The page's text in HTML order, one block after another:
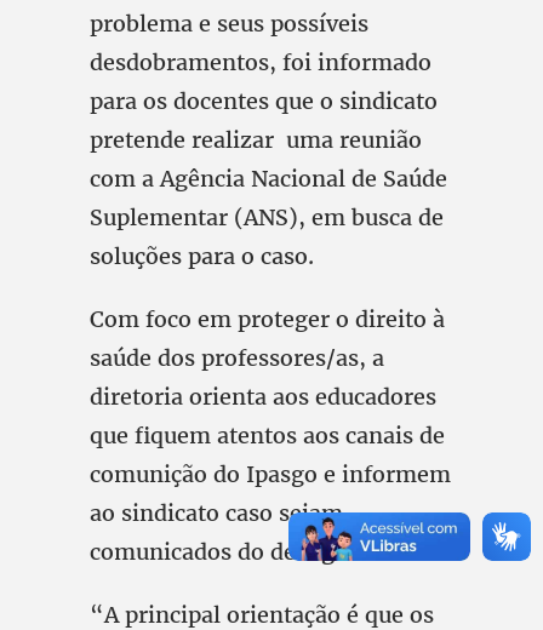
problema e seus possíveis
desdobramentos, foi informado
para os docentes que o sindicato
pretende realizar uma reunião
com a Agência Nacional de Saúde
Suplementar (ANS), em busca de
soluções para o caso.
Com foco em proteger o direito à
saúde dos professores/as, a
diretoria orienta aos educadores
que fiquem atentos aos canais de
comunição do Ipasgo e informem
ao sindicato caso sejam
comunicados do desligamento.
“A principal orientação é que os